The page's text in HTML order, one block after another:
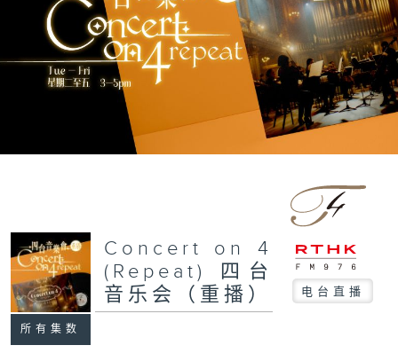
所有集数
Concert on 4
(Repeat) 四台
音乐会（重播）
电台直播